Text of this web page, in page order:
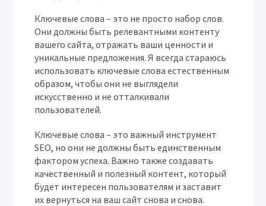
Ключевые слова – это не просто набор слов.
Они должны быть релевантными контенту
вашего сайта, отражать ваши ценности и
уникальные предложения. Я всегда стараюсь
использовать ключевые слова естественным
образом, чтобы они не выглядели
искусственно и не отталкивали
пользователей.
Ключевые слова – это важный инструмент
SEO, но они не должны быть единственным
фактором успеха. Важно также создавать
качественный и полезный контент, который
будет интересен пользователям и заставит
их вернуться на ваш сайт снова и снова.